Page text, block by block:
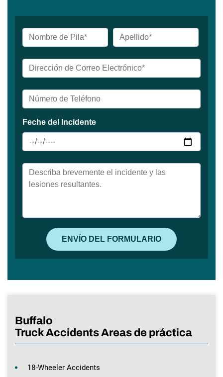
Buffalo
Truck Accidents Areas de práctica
18-Wheeler Accidents